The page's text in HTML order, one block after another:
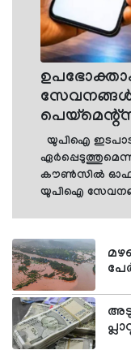
സേവനങ്ങള്‍
ഇന്ത്യ
യുപിഐ
കൗണ്‍സില്‍ ഓഫ്
യുപിഐ
കൗണ്‍സില്‍ ഓഫ്
വ്യാപാരികളെയും
ചാര്‍ജുകള്‍
ബാങ്കുകളും
കൗണ്‍സില്‍ ഓഫ്